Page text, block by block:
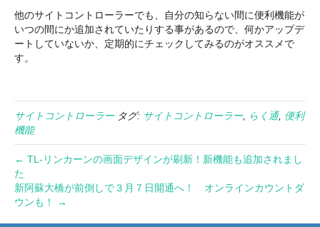
他のサイトコントローラーでも、自分の知らない間に便利機能が
いつの間にか追加されていたりする事があるので、何かアップデ
ートしていないか、定期的にチェックしてみるのがオススメで
す。
サイトコントローラータグ: サイトコントローラー, らく通, 便利
機能
← TL-リンカーンの画面デザインが刷新！新機能も追加されまし
た
新阿蘇大橋が前倒しで３月７日開通へ！ オンラインカウントダ
ウンも！ →